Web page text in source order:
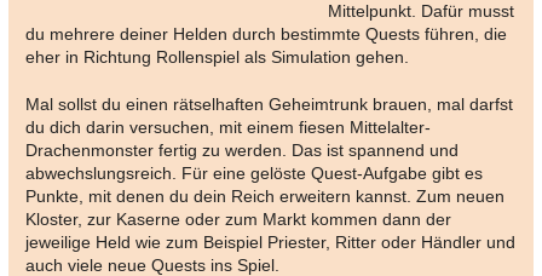
Mittelpunkt. Dafür musst
du mehrere deiner Helden durch bestimmte Quests führen, die
eher in Richtung Rollenspiel als Simulation gehen.
Mal sollst du einen rätselhaften Geheimtrunk brauen, mal darfst
du dich darin versuchen, mit einem fiesen Mittelalter-
Drachenmonster fertig zu werden. Das ist spannend und
abwechslungsreich. Für eine gelöste Quest-Aufgabe gibt es
Punkte, mit denen du dein Reich erweitern kannst. Zum neuen
Kloster, zur Kaserne oder zum Markt kommen dann der
jeweilige Held wie zum Beispiel Priester, Ritter oder Händler und
auch viele neue Quests ins Spiel.